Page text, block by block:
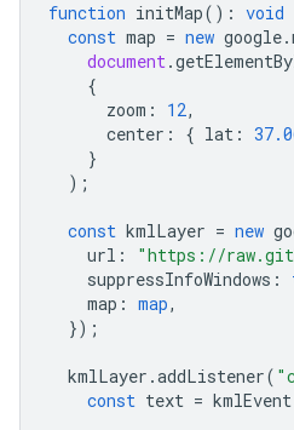
function initMap() : void
const map = new google.
document.
{
zoom : 12,
center : { lat :
}
);
const kmlLayer = new
url :
"https://
suppressInfoWindows :
map : map,
});
kmlLayer .addListener(
const text = kmlEvent